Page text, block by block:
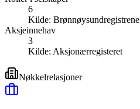
6
Kilde: Brønnøysundregistrene
Aksjeinnehav
3
Kilde: Aksjonærregisteret
Nøkkelrelasjoner